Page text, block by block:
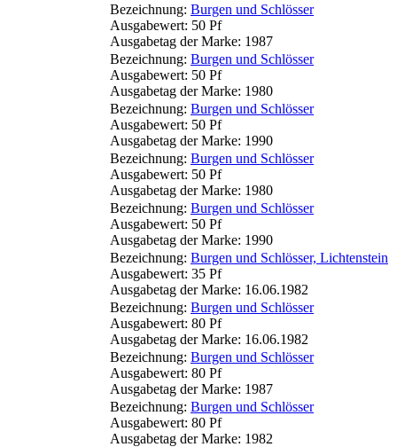
Bezeichnung: Burgen und Schlösser
Ausgabewert: 50 Pf
Ausgabetag der Marke: 1987
Bezeichnung: Burgen und Schlösser
Ausgabewert: 50 Pf
Ausgabetag der Marke: 1980
Bezeichnung: Burgen und Schlösser
Ausgabewert: 50 Pf
Ausgabetag der Marke: 1990
Bezeichnung: Burgen und Schlösser
Ausgabewert: 50 Pf
Ausgabetag der Marke: 1980
Bezeichnung: Burgen und Schlösser
Ausgabewert: 50 Pf
Ausgabetag der Marke: 1990
Bezeichnung: Burgen und Schlösser, Lichtenstein
Ausgabewert: 35 Pf
Ausgabetag der Marke: 16.06.1982
Bezeichnung: Burgen und Schlösser
Ausgabewert: 80 Pf
Ausgabetag der Marke: 16.06.1982
Bezeichnung: Burgen und Schlösser
Ausgabewert: 80 Pf
Ausgabetag der Marke: 1987
Bezeichnung: Burgen und Schlösser
Ausgabewert: 80 Pf
Ausgabetag der Marke: 1982